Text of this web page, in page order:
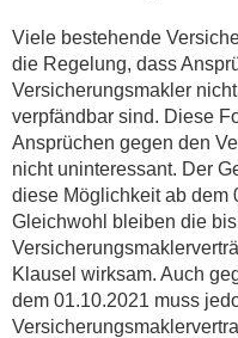
Viele bestehende
die Regelung, dass
Versicherungsmakler nicht
verpfändbar sind. Diese
Ansprüchen gegen den
nicht uninteressant. Der
diese Möglichkeit ab dem
Gleichwohl bleiben die
Klausel wirksam. Auch
dem 01.10.2021 muss